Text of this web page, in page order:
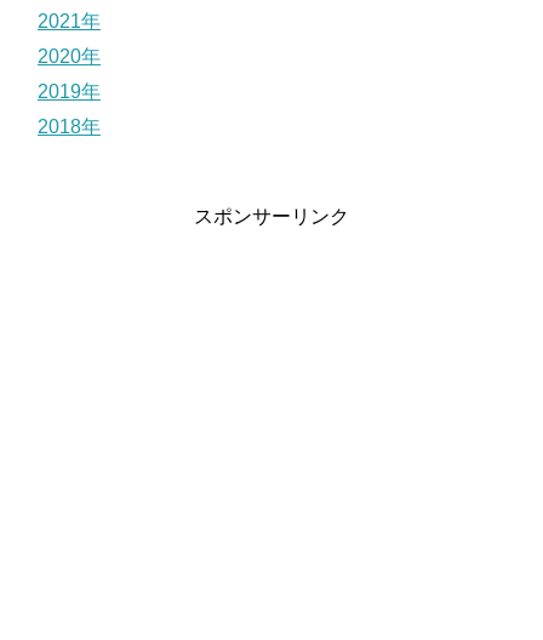
2021年
2020年
2019年
2018年
スポンサーリンク